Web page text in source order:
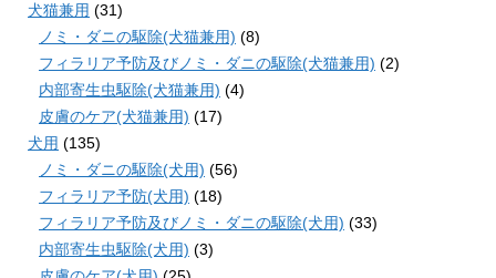
犬猫兼用 (31)
ノミ・ダニの駆除(犬猫兼用) (8)
フィラリア予防及びノミ・ダニの駆除(犬猫兼用) (2)
内部寄生虫駆除(犬猫兼用) (4)
皮膚のケア(犬猫兼用) (17)
犬用 (135)
ノミ・ダニの駆除(犬用) (56)
フィラリア予防(犬用) (18)
フィラリア予防及びノミ・ダニの駆除(犬用) (33)
内部寄生虫駆除(犬用) (3)